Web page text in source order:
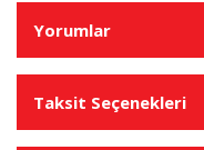
Yorumlar
Taksit Seçenekleri